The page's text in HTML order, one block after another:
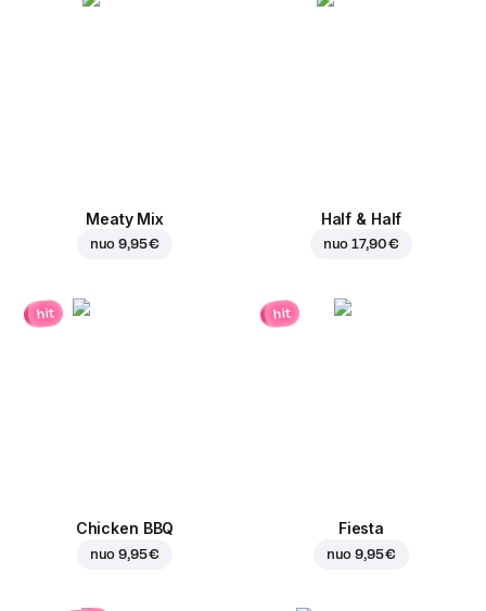
Meaty Mix
nuo9,95 €
Half & Half
nuo17,90 €
hit
Chicken BBQ
nuo9,95 €
hit
Fiesta
nuo9,95 €